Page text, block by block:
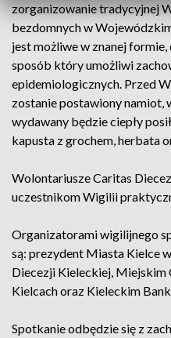
zorganizowanie tradycyjnej
bezdomnych w
jest możliwe w znanej
sposób który umożliwi
epidemiologicznych. Przed
zostanie postawiony
wydawany będzie ciepły
kapusta z grochem, herbata
Wolontariusze Caritas
uczestnikom Wigilii
Organizatorami wigilijnego
są: prezydent Miasta Kielce
Diecezji Kieleckiej, Miejskim
Kielcach oraz Kieleckim
Spotkanie odbędzie się z